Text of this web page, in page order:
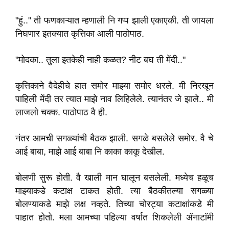
"हुं.." ती फणकाऱ्यात म्हणाली नि गप्प झाली एकाएकी. ती जायला
निघणार इतक्यात कृत्तिका आली पाठोपाठ.
"मोदका.. तुला इतकेही नाही कळत? नीट बघ ती मेंदी.."
कृत्तिकाने वैदेहीचे हात समोर माझ्या समोर धरले. मी निरखून
पाहिली मेंदी तर त्यात माझे नाव लिहिलेले. त्यानंतर जे झाले.. मी
लाजलो चक्क. पाठोपाठ वै ही.
नंतर आमची सगळ्यांची बैठक झाली. सगळे बसलेले समोर. वै चे
आई बाबा, माझे आई बाबा नि काका काकू देखील.
बोलणी सुरू होती. वै खाली मान घालून बसलेली. मध्येच हळूच
माझ्याकडे कटाक्ष टाकत होती. त्या बैठकीतल्या सगळ्या
बोलण्याकडे माझे लक्ष नव्हते. तिच्या चोरट्या कटाक्षांकडे मी
पाहात होतो. मला आमच्या पहिल्या वर्षात शिकलेली ॲनाटाॅमी